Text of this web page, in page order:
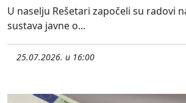
U naselju Rešetari započeli su radovi
sustava javne o...
25.07.2026. u 16:00